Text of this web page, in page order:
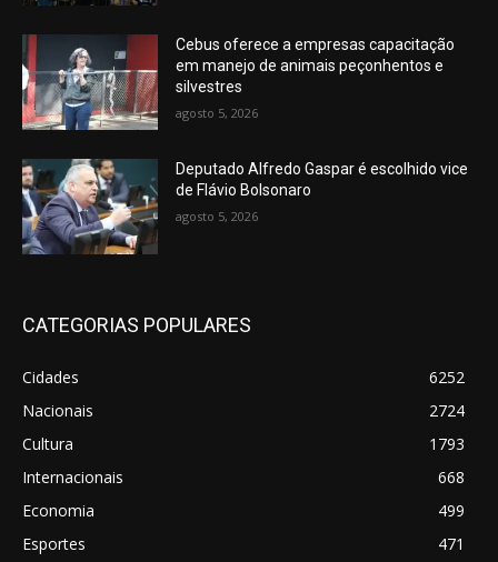
Cebus oferece a empresas capacitação
em manejo de animais peçonhentos e
silvestres
agosto 5, 2026
Deputado Alfredo Gaspar é escolhido vice
de Flávio Bolsonaro
agosto 5, 2026
CATEGORIAS POPULARES
Cidades
6252
Nacionais
2724
Cultura
1793
Internacionais
668
Economia
499
Esportes
471